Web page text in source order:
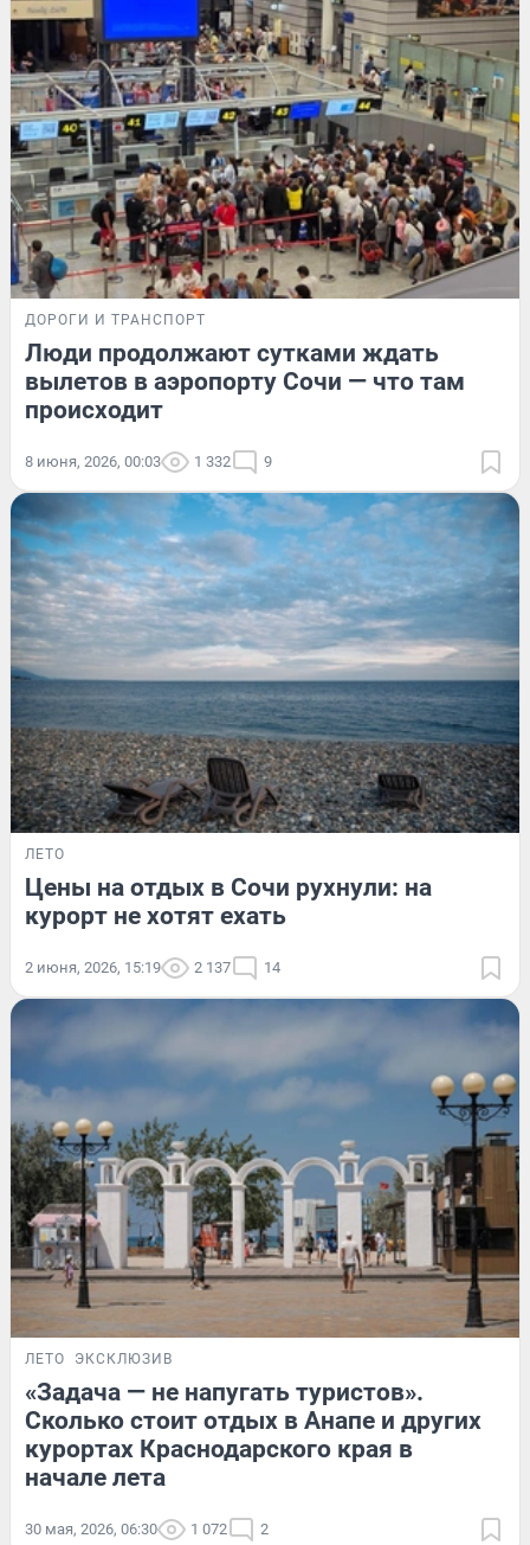
ДОРОГИ И ТРАНСПОРТ
Люди продолжают сутками ждать
вылетов в аэропорту Сочи — что там
происходит
8 июня, 2026, 00:03 1 332 9
ЛЕТО
Цены на отдых в Сочи рухнули: на
курорт не хотят ехать
2 июня, 2026, 15:19 2 137 14
ЛЕТО ЭКСКЛЮЗИВ
«Задача — не напугать туристов».
Сколько стоит отдых в Анапе и других
курортах Краснодарского края в
начале лета
30 мая, 2026, 06:30 1 072 2